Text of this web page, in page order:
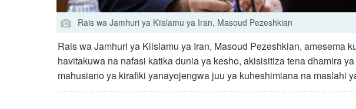
Rais wa Jamhuri ya Kiislamu ya Iran, Masoud Pezeshkian
Rais wa Jamhuri ya Kiislamu ya Iran, Masoud Pezeshkian, amesema
havitakuwa na nafasi katika dunia ya kesho, akisisitiza tena dhamira
mahusiano ya kirafiki yanayojengwa juu ya kuheshimiana na maslahi